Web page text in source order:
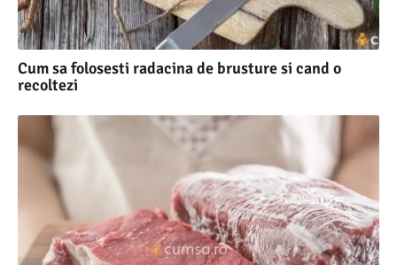
Cum sa folosesti radacina de brusture si cand o
recoltezi